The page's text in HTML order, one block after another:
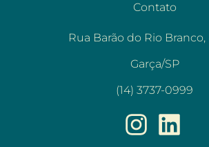
Contato
Rua Barão do Rio Branco,
Garça/SP
(14) 3737-0999